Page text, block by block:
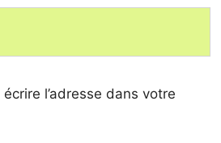
l’adresse dans votre